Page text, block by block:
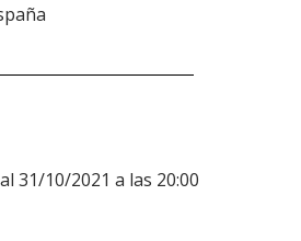
31/10/2021 a las 20:00